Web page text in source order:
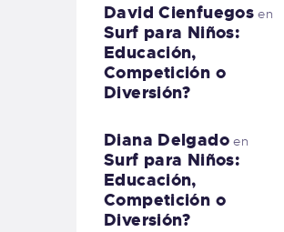
David Cienfuegos en
Surf para Niños:
Educación,
Competición o
Diversión?
Diana Delgadoen
Surf para Niños:
Educación,
Competición o
Diversión?